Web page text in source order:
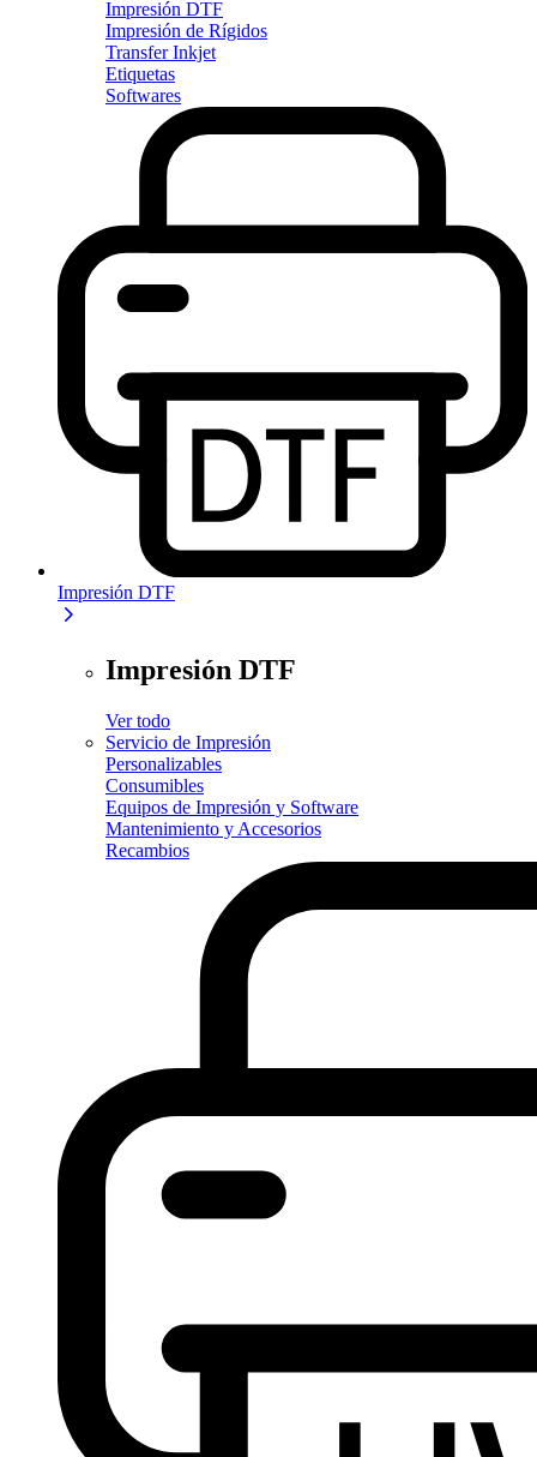
Impresión DTF
Impresión de Rígidos
Transfer Inkjet
Etiquetas
Softwares
Impresión DTF
Impresión DTF
Ver todo
Servicio de Impresión
Personalizables
Consumibles
Equipos de Impresión y Software
Mantenimiento y Accesorios
Recambios